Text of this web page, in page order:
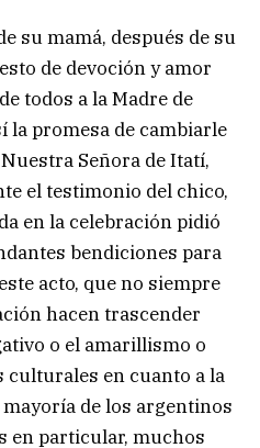
su mamá, después de su
de devoción y amor
todos a la Madre de
la promesa de cambiarle
Señora de Itatí,
el testimonio del chico,
en la celebración pidió
bendiciones para
acto, que no siempre
hacen trascender
o el amarillismo o
en cuanto a la
de los argentinos
en particular, muchos